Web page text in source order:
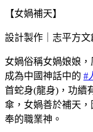
【女媧補天】
設計製作｜志平方文
女媧俗稱女媧娘娘
成為中國神話中的 #
首蛇身(龍身)，功續
傘，女媧善於補天
奉的職業神。